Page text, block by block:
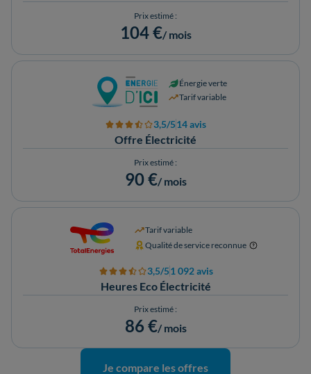
Prix estimé :
104 €/ mois
Offre Électricité
Énergie verte
Tarif variable
3,5/514 avis
Prix estimé :
90 €/ mois
Heures Eco Électricité
Tarif variable
Qualité de service reconnue
3,5/51 092 avis
Prix estimé :
86 €/ mois
Je compare les offres